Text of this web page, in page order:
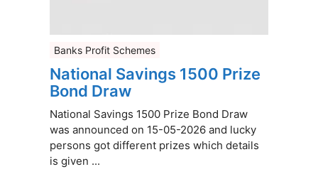
Banks Profit Schemes
National Savings 1500 Prize
Bond Draw
National Savings 1500 Prize Bond Draw
was announced on 15-05-2026 and lucky
persons got different prizes which details
is given ...